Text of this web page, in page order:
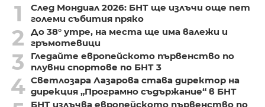
1
След Мондиал 2026: БНТ ще излъчи още пет
големи събития пряко
2
До 38° утре, на места ще има валежи и
гръмотевици
3
Гледайте европейското първенство по
плувни спортове по БНТ 3
4 Светлозара Лазарова става директор на
дирекция „Програмно съдържание“ в БНТ
БНТ излъчва европейското първенство по